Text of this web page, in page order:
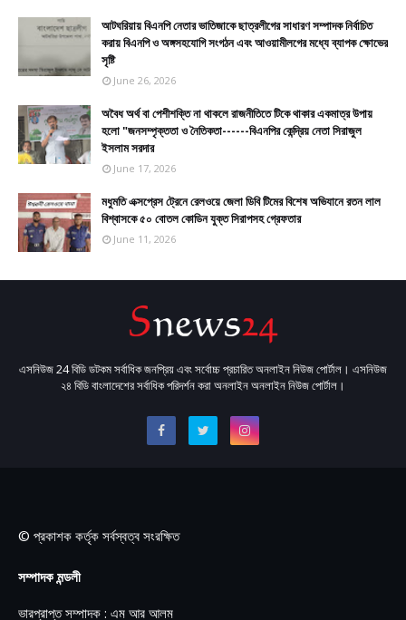
আটঘরিয়ায় বিএনপি নেতার ভাতিজাকে ছাত্রলীগের সাধারণ সম্পাদক নির্বাচিত
করায় বিএনপি ও অঙ্গসহযোগি সংগঠন এবং আওয়ামীলগের মধ্যে ব্যাপক ক্ষোভের
সৃষ্টি
June 26, 2026
​​অবৈধ অর্থ বা পেশীশক্তি না থাকলে রাজনীতিতে টিকে থাকার একমাত্র উপায়
হলো "জনসম্পৃক্ততা ও নৈতিকতা------বিএনপির কেন্দ্রিয় নেতা সিরাজুল
ইসলাম সরদার
June 17, 2026
মধুমতি এক্সপ্রেস ট্রেনে রেলওয়ে জেলা ডিবি টিমের বিশেষ অভিযানে রতন লাল
বিশ্বাসকে ৫০ বোতল কোডিন যুক্ত সিরাপসহ গ্রেফতার
June 11, 2026
এসনিউজ 24 বিডি ডটকম সর্বাধিক জনপ্রিয় এবং সর্বোচ্চ প্রচারিত অনলাইন নিউজ পোর্টাল। এসনিউজ
২৪ বিডি বাংলাদেশের সর্বাধিক পরিদর্শন করা অনলাইন অনলাইন নিউজ পোর্টাল।
© প্রকাশক কর্তৃক সর্বস্বত্ব সংরক্ষিত
সম্পাদক মন্ডলী
ভারপ্রাপ্ত সম্পাদক : এম আর আলম